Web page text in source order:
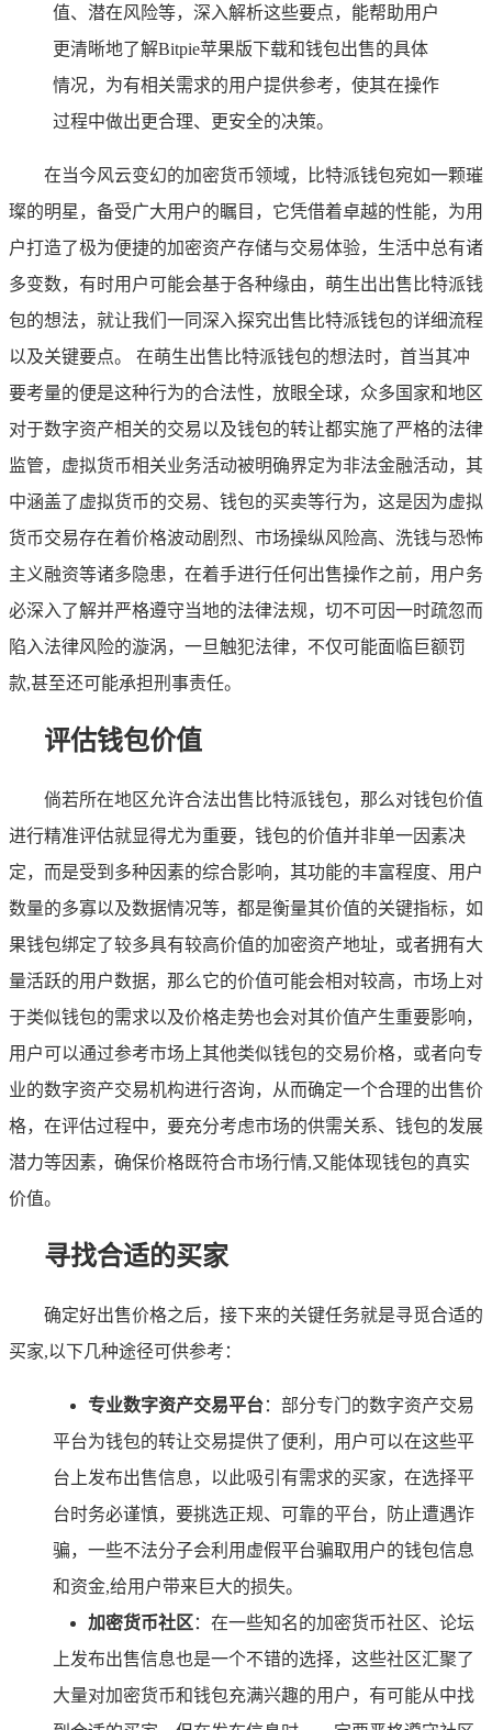
值、潜在风险等，深入解析这些要点，能帮助用户
更清晰地了解Bitpie苹果版下载和钱包出售的具体
情况，为有相关需求的用户提供参考，使其在操作
过程中做出更合理、更安全的决策。
在当今风云变幻的加密货币领域，比特派钱包宛如一颗璀
璨的明星，备受广大用户的瞩目，它凭借着卓越的性能，为用
户打造了极为便捷的加密资产存储与交易体验，生活中总有诸
多变数，有时用户可能会基于各种缘由，萌生出出售比特派钱
包的想法，就让我们一同深入探究出售比特派钱包的详细流程
以及关键要点。 在萌生出售比特派钱包的想法时，首当其冲
要考量的便是这种行为的合法性，放眼全球，众多国家和地区
对于数字资产相关的交易以及钱包的转让都实施了严格的法律
监管，虚拟货币相关业务活动被明确界定为非法金融活动，其
中涵盖了虚拟货币的交易、钱包的买卖等行为，这是因为虚拟
货币交易存在着价格波动剧烈、市场操纵风险高、洗钱与恐怖
主义融资等诸多隐患，在着手进行任何出售操作之前，用户务
必深入了解并严格遵守当地的法律法规，切不可因一时疏忽而
陷入法律风险的漩涡，一旦触犯法律，不仅可能面临巨额罚
款,甚至还可能承担刑事责任。
评估钱包价值
倘若所在地区允许合法出售比特派钱包，那么对钱包价值
进行精准评估就显得尤为重要，钱包的价值并非单一因素决
定，而是受到多种因素的综合影响，其功能的丰富程度、用户
数量的多寡以及数据情况等，都是衡量其价值的关键指标，如
果钱包绑定了较多具有较高价值的加密资产地址，或者拥有大
量活跃的用户数据，那么它的价值可能会相对较高，市场上对
于类似钱包的需求以及价格走势也会对其价值产生重要影响，
用户可以通过参考市场上其他类似钱包的交易价格，或者向专
业的数字资产交易机构进行咨询，从而确定一个合理的出售价
格，在评估过程中，要充分考虑市场的供需关系、钱包的发展
潜力等因素，确保价格既符合市场行情,又能体现钱包的真实
价值。
寻找合适的买家
确定好出售价格之后，接下来的关键任务就是寻觅合适的
买家,以下几种途径可供参考：
专业数字资产交易平台：部分专门的数字资产交易
平台为钱包的转让交易提供了便利，用户可以在这些平
台上发布出售信息，以此吸引有需求的买家，在选择平
台时务必谨慎，要挑选正规、可靠的平台，防止遭遇诈
骗，一些不法分子会利用虚假平台骗取用户的钱包信息
和资金,给用户带来巨大的损失。
加密货币社区 ：在一些知名的加密货币社区、论坛
上发布出售信息也是一个不错的选择，这些社区汇聚了
大量对加密货币和钱包充满兴趣的用户，有可能从中找